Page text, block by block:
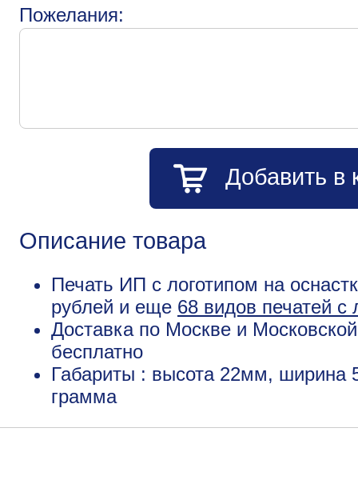
Пожелания:
Добавить в
Описание товара
Печать ИП с логотипом на
рублей и еще 68 видов печатей с
Доставка по Москве и
бесплатно
Габариты : высота 22мм, ширина
грамма